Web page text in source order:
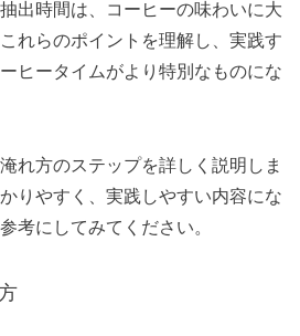
出時間は、コーヒーの味わいに大
れらのポイントを理解し、実践す
ヒータイムがより特別なものにな
れ方のステップを詳しく説明しま
りやすく、実践しやすい内容にな
考にしてみてください。